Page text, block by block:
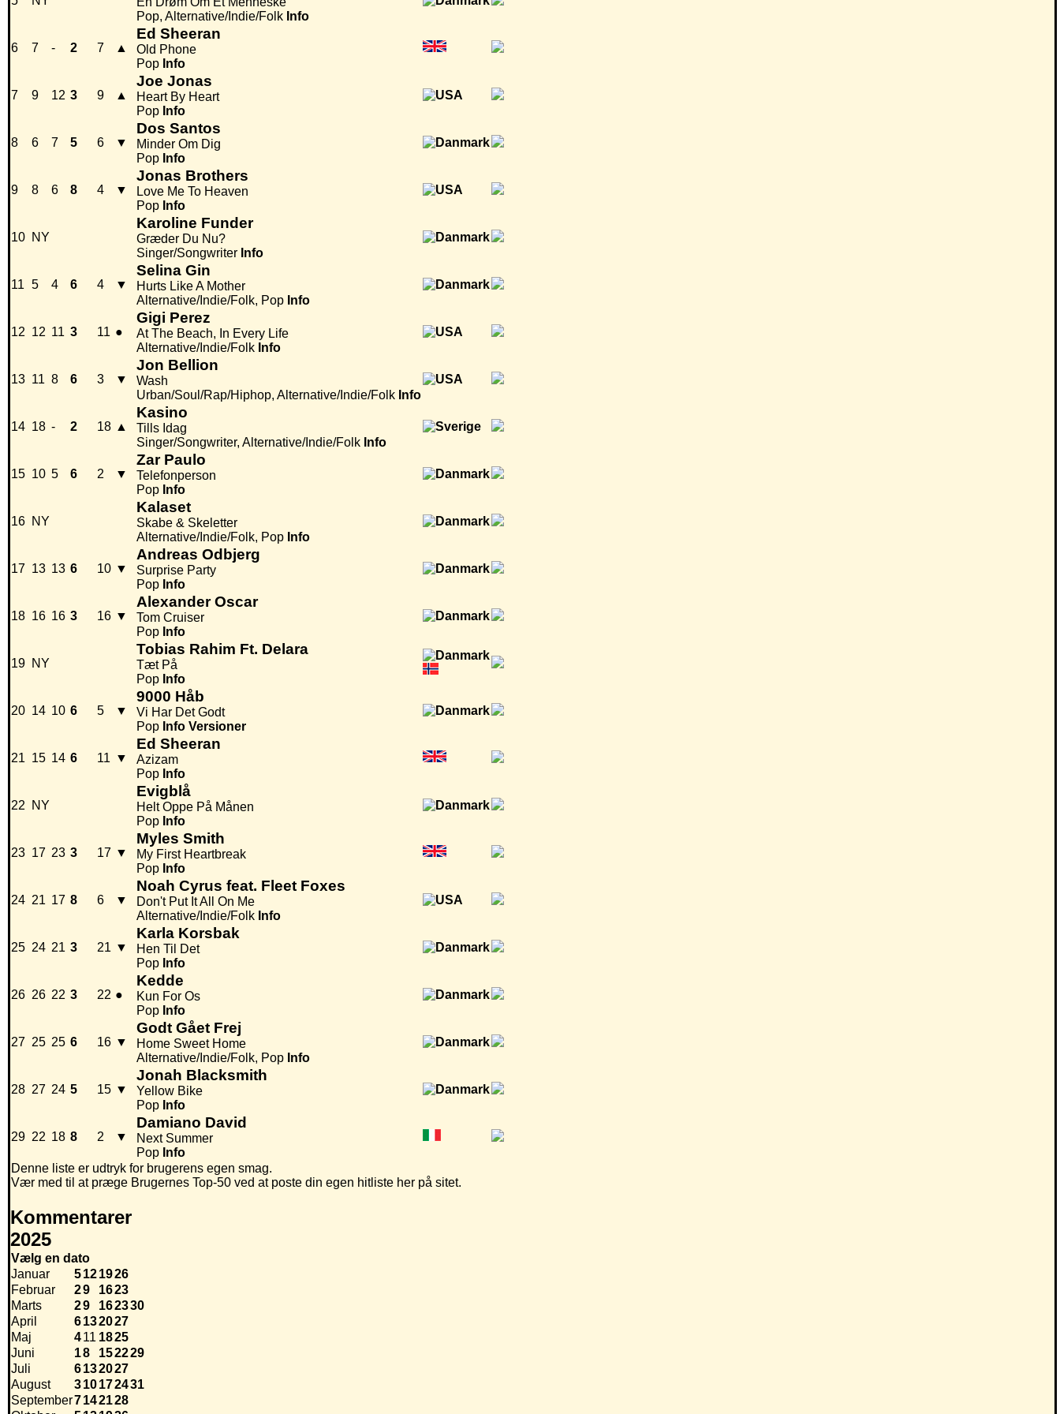
Pop, Alternative/Indie/Folk Info
6 7 - 2 7 ▲
Ed Sheeran
Old Phone
Pop Info
7 9 12 3 9 ▲
Joe Jonas
Heart By Heart
Pop Info
8 6 7 5 6 ▼
Dos Santos
Minder Om Dig
Pop Info
9 8 6 8 4 ▼
Jonas Brothers
Love Me To Heaven
Pop Info
10 NY
Karoline Funder
Græder Du Nu?
Singer/Songwriter Info
11 5 4 6 4 ▼
Selina Gin
Hurts Like A Mother
Alternative/Indie/Folk, Pop Info
12 12 11 3 11 ●
Gigi Perez
At The Beach, In Every Life
Alternative/Indie/Folk Info
13 11 8 6 3 ▼
Jon Bellion
Wash
Urban/Soul/Rap/Hiphop, Alternative/Indie/Folk Info
14 18 - 2 18 ▲
Kasino
Tills Idag
Singer/Songwriter, Alternative/Indie/Folk Info
15 10 5 6 2 ▼
Zar Paulo
Telefonperson
Pop Info
16 NY
Kalaset
Skabe & Skeletter
Alternative/Indie/Folk, Pop Info
17 13 13 6 10 ▼
Andreas Odbjerg
Surprise Party
Pop Info
18 16 16 3 16 ▼
Alexander Oscar
Tom Cruiser
Pop Info
19 NY
Tobias Rahim Ft. Delara
Tæt På
Pop Info
20 14 10 6 5 ▼
9000 Håb
Vi Har Det Godt
Pop Info Versioner
21 15 14 6 11 ▼
Ed Sheeran
Azizam
Pop Info
22 NY
Evigblå
Helt Oppe På Månen
Pop Info
23 17 23 3 17 ▼
Myles Smith
My First Heartbreak
Pop Info
24 21 17 8 6 ▼
Noah Cyrus feat. Fleet Foxes
Don't Put It All On Me
Alternative/Indie/Folk Info
25 24 21 3 21 ▼
Karla Korsbak
Hen Til Det
Pop Info
26 26 22 3 22 ●
Kedde
Kun For Os
Pop Info
27 25 25 6 16 ▼
Godt Gået Frej
Home Sweet Home
Alternative/Indie/Folk, Pop Info
28 27 24 5 15 ▼
Jonah Blacksmith
Yellow Bike
Pop Info
29 22 18 8 2 ▼
Damiano David
Next Summer
Pop Info
Denne liste er udtryk for brugerens egen smag.
Vær med til at præge Brugernes Top-50 ved at poste din egen hitliste her på sitet.
Kommentarer
2025
Vælg en dato
Januar
5121926
Februar
29 1623
Marts
29 162330
April
6132027
Maj
411 1825
Juni
18 152229
Juli
6132027
August
310172431
September7142128